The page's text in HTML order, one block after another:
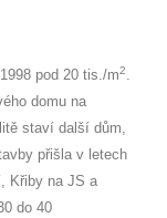
pod 20 tis./m2.
domu na
staví další dům,
přišla v letech
Křiby na JS a
do 40